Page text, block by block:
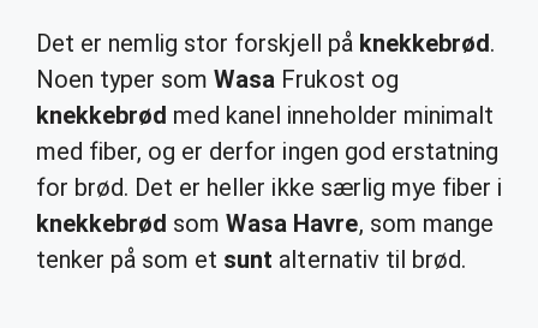
Det er nemlig stor forskjell på knekkebrød.
Noen typer somWasa Frukost og
knekkebrød med kanel inneholder minimalt
med fiber, og er derfor ingen god erstatning
for brød. Det er heller ikke særlig mye fiber i
knekkebrød somWasa Havre, som mange
tenker på som et sunt alternativ til brød.